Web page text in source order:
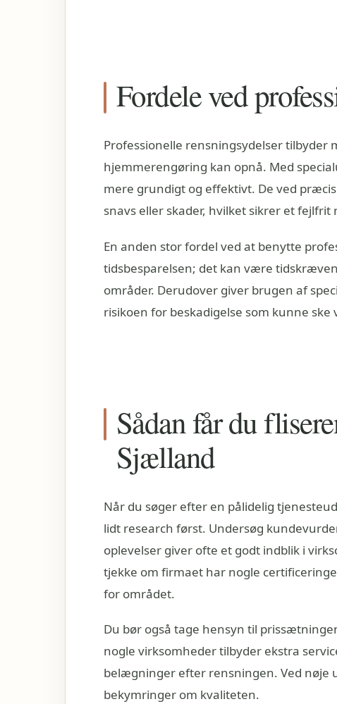
Fordele ved
Professionelle rensningsydelser tilbyder
hjemmerengøring kan opnå. Med
mere grundigt og effektivt. De ved
snavs eller skader, hvilket sikrer et
En anden stor fordel ved at benytte
tidsbesparelsen; det kan være
områder. Derudover giver brugen af
risikoen for beskadigelse som kunne
Sådan får du
Sjælland
Når du søger efter en pålidelig
lidt research først. Undersøg
oplevelser giver ofte et godt indblik i
tjekke om firmaet har nogle
for området.
Du bør også tage hensyn til
nogle virksomheder tilbyder ekstra
belægninger efter rensningen. Ved nøje
bekymringer om kvaliteten.